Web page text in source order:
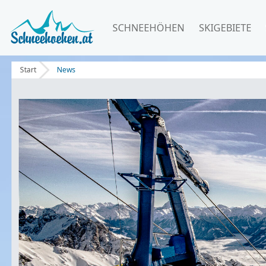
SCHNEEHÖHEN SKIGEBIETE
Start News